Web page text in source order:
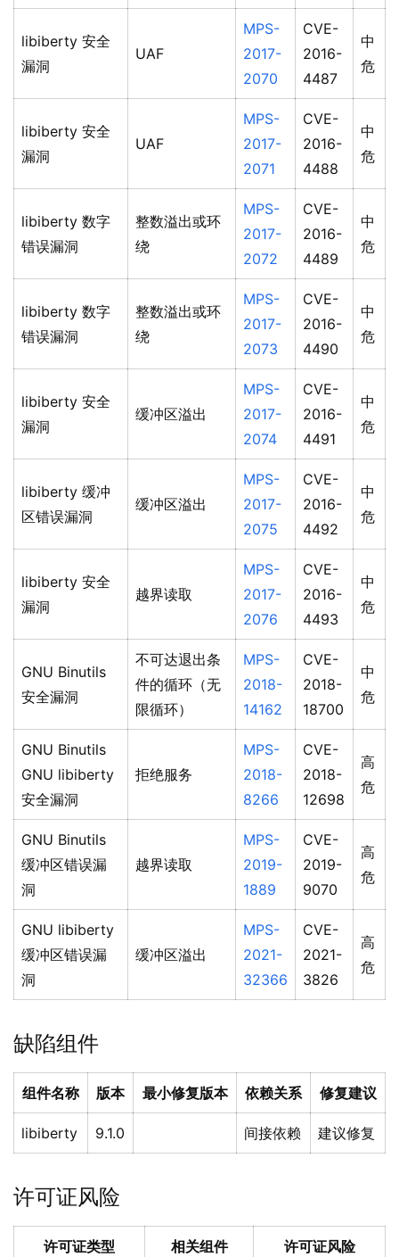
libiberty 安全
漏洞
UAF
MPS-
2017-
2070
CVE-
2016-
4487
中
危
libiberty 安全
漏洞
UAF
MPS-
2017-
2071
CVE-
2016-
4488
中
危
libiberty 数字
错误漏洞
整数溢出或环
绕
MPS-
2017-
2072
CVE-
2016-
4489
中
危
libiberty 数字
错误漏洞
整数溢出或环
绕
MPS-
2017-
2073
CVE-
2016-
4490
中
危
libiberty 安全
漏洞
缓冲区溢出
MPS-
2017-
2074
CVE-
2016-
4491
中
危
libiberty 缓冲
区错误漏洞
缓冲区溢出
MPS-
2017-
2075
CVE-
2016-
4492
中
危
libiberty 安全
漏洞
越界读取
MPS-
2017-
2076
CVE-
2016-
4493
中
危
GNU Binutils
安全漏洞
不可达退出条
件的循环（无
限循环）
MPS-
2018-
14162
CVE-
2018-
18700
中
危
GNU Binutils
GNU libiberty
安全漏洞
拒绝服务
MPS-
2018-
8266
CVE-
2018-
12698
高
危
GNU Binutils
缓冲区错误漏
洞
越界读取
MPS-
2019-
1889
CVE-
2019-
9070
高
危
GNU libiberty
缓冲区错误漏
洞
缓冲区溢出
MPS-
2021-
32366
CVE-
2021-
3826
高
危
缺陷组件
组件名称 版本 最小修复版本 依赖关系 修复建议
libiberty 9.1.0 间接依赖 建议修复
许可证风险
许可证类型 相关组件 许可证风险